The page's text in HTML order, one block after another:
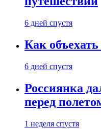
6 дней спустя
Как
6 дней спустя
Россиянка
перед
1 неделя спустя